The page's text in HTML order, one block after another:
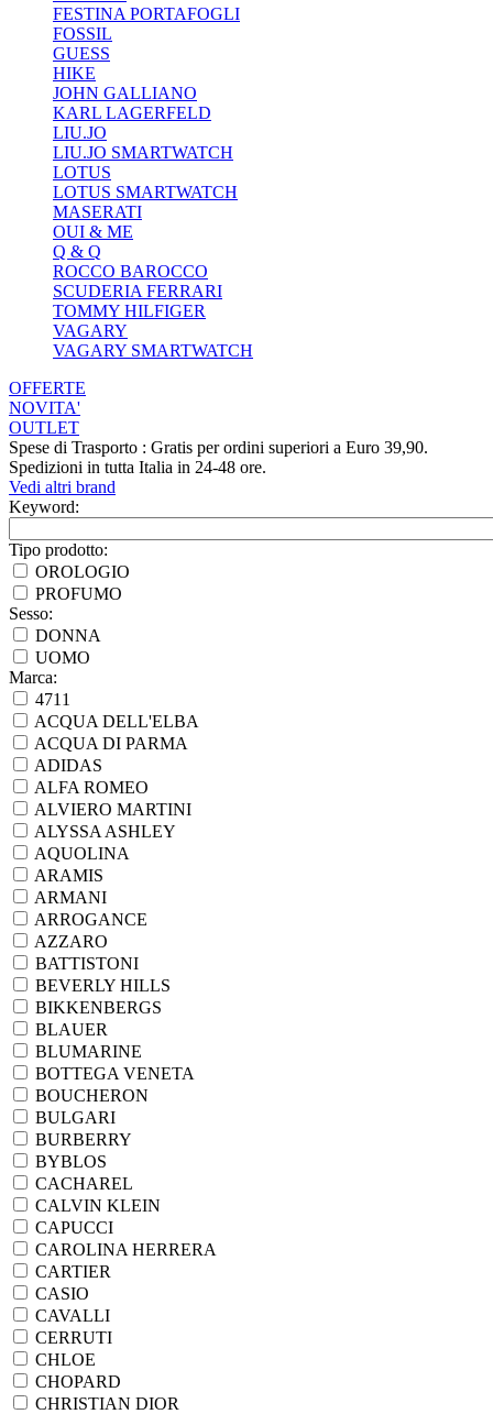
FESTINA PORTAFOGLI
FOSSIL
GUESS
HIKE
JOHN GALLIANO
KARL LAGERFELD
LIU.JO
LIU.JO SMARTWATCH
LOTUS
LOTUS SMARTWATCH
MASERATI
OUI & ME
Q & Q
ROCCO BAROCCO
SCUDERIA FERRARI
TOMMY HILFIGER
VAGARY
VAGARY SMARTWATCH
OFFERTE
NOVITA'
OUTLET
Spese di Trasporto : Gratis per ordini superiori a Euro 39,90.
Spedizioni in tutta Italia in 24-48 ore.
Vedi altri brand
Keyword:
Tipo prodotto:
OROLOGIO
PROFUMO
Sesso:
DONNA
UOMO
Marca:
4711
ACQUA DELL'ELBA
ACQUA DI PARMA
ADIDAS
ALFA ROMEO
ALVIERO MARTINI
ALYSSA ASHLEY
AQUOLINA
ARAMIS
ARMANI
ARROGANCE
AZZARO
BATTISTONI
BEVERLY HILLS
BIKKENBERGS
BLAUER
BLUMARINE
BOTTEGA VENETA
BOUCHERON
BULGARI
BURBERRY
BYBLOS
CACHAREL
CALVIN KLEIN
CAPUCCI
CAROLINA HERRERA
CARTIER
CASIO
CAVALLI
CERRUTI
CHLOE
CHOPARD
CHRISTIAN DIOR